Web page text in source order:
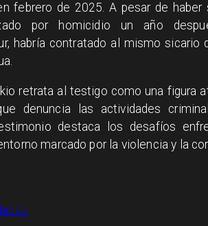
febrero de 2025. A pesar de
por homicidio un año
habría contratado al mismo sicario
retrata al testigo como una figura
denuncia las actividades
destaca los desafíos
marcado por la violencia y la